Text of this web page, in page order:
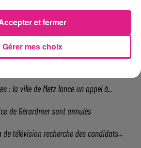
le FC Metz pour l'OGC Nice
reporte son feu d’artifice
: la ville de Metz lance un appel à...
de Gérardmer sont annulés
télévision recherche des candidats...
Gérer mes choix
et fermer